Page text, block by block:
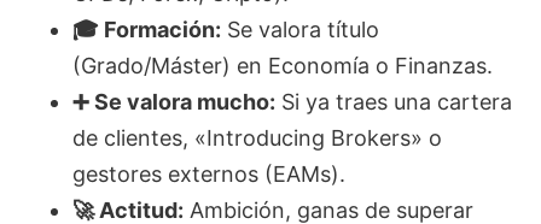
🎓 Formación: Se valora título
(Grado/Máster) en Economía o Finanzas.
➕ Se valora mucho: Si ya traes una cartera
de clientes, «Introducing Brokers» o
gestores externos (EAMs).
🚀 Actitud: Ambición, ganas de superar